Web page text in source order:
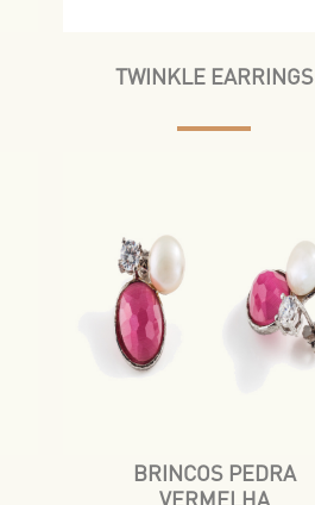
TWINKLE EARRINGS
BRINCOS PEDRA
VERMELHA